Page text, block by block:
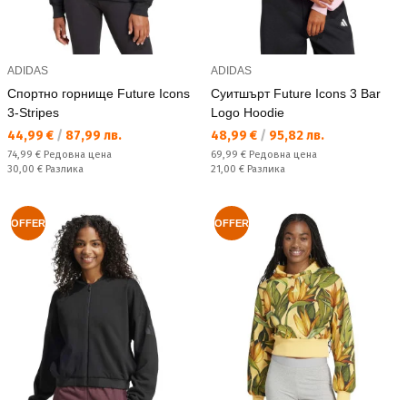
ADIDAS
Спортно горнище Future Icons
3-Stripes
Текуща цена:
44,99 € / 87,99 лв.
Редовна цена:
74,99 € Редовна цена
Спестявате:
30,00 € Разлика
ADIDAS
Суитшърт Future Icons 3 Bar
Logo Hoodie
Текуща цена:
48,99 € / 95,82 лв.
Редовна цена:
69,99 € Редовна цена
Спестявате:
21,00 € Разлика
OFFER OFFER